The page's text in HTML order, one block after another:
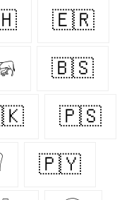
🇪🇷
🇧🇸
🇵🇸
🇵🇾